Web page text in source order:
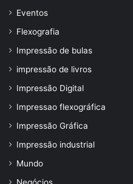
Eventos
Flexografia
Impressão de bulas
impressão de livros
Impressão Digital
Impressao flexográfica
Impressão Gráfica
Impressão industrial
Mundo